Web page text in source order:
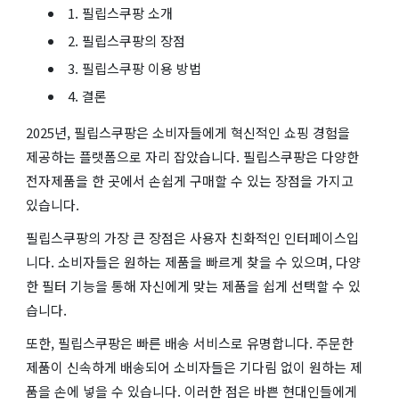
1. 필립스쿠팡 소개
2. 필립스쿠팡의 장점
3. 필립스쿠팡 이용 방법
4. 결론
2025년, 필립스쿠팡은 소비자들에게 혁신적인 쇼핑 경험을
제공하는 플랫폼으로 자리 잡았습니다. 필립스쿠팡은 다양한
전자제품을 한 곳에서 손쉽게 구매할 수 있는 장점을 가지고
있습니다.
필립스쿠팡의 가장 큰 장점은 사용자 친화적인 인터페이스입
니다. 소비자들은 원하는 제품을 빠르게 찾을 수 있으며, 다양
한 필터 기능을 통해 자신에게 맞는 제품을 쉽게 선택할 수 있
습니다.
또한, 필립스쿠팡은 빠른 배송 서비스로 유명합니다. 주문한
제품이 신속하게 배송되어 소비자들은 기다림 없이 원하는 제
품을 손에 넣을 수 있습니다. 이러한 점은 바쁜 현대인들에게